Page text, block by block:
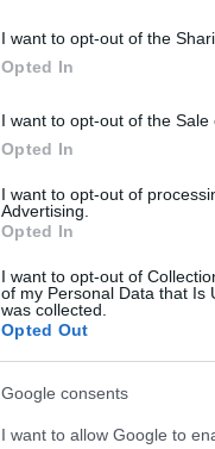
I want to opt-out of the
Opted In
I want to opt-out of the
Opted In
I want to opt-out of
Advertising.
Opted In
I want to opt-out of
of my Personal Data that Is
was collected.
Opted Out
Google consents
I want to allow Google to